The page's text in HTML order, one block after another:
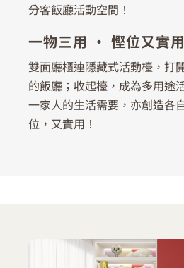
分客飯廳活動空間！
一物三用 ‧ 慳位又實用
雙面廳櫃連隱藏式活動檯，打
的飯廳；收起檯，成為多用途
一家人的生活需要，亦創造各
位，又實用！